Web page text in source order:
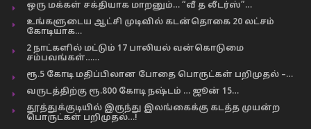
ஒரு மக்கள் சக்தியாக மாறனும்… “வீ த லீடர்ஸ்”…
உங்களுடைய ஆட்சி முடிவில் கடன்தொகை 20 லட்சம்
கோடியாக…
2 நாட்களில் மட்டும் 17 பாலியல் வன்கொடுமை
சம்பவங்கள்……
ரூ.5 கோடி மதிப்பிலான போதை பொருட்கள் பறிமுதல் –…
வருடத்திற்கு ரூ.800 கோடி நஷ்டம் … ஜூன் 15…
தூத்துக்குடியில் இருந்து இலங்கைக்கு கடத்த முயன்ற
பொருட்கள் பறிமுதல்…!